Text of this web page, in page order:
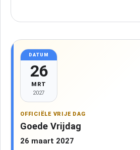
DATUM
26
MRT
2027
OFFICIËLE VRIJE DAG
Goede Vrijdag
26 maart 2027